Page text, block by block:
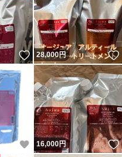
いいね！
28,000円
いいね！
16,000円